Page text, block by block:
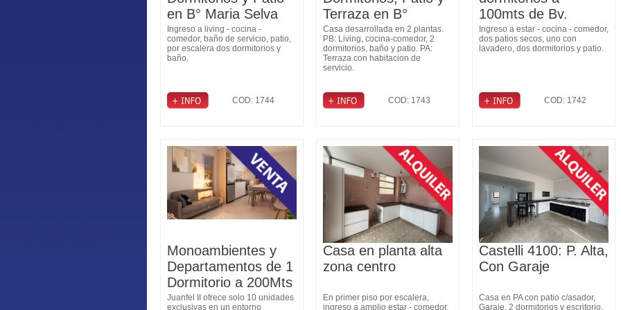
en B° Maria Selva
Ingreso a living - cocina -
comedor, baño de servicio, patio,
por escalera dos dormitorios y
baño.
COD: 1744
Terraza en B°
Fomento 9 de Julio
Casa desarrollada en 2 plantas.
PB: Living, cocina-comedor, 2
dormitorios, baño y patio. PA:
Terraza con habitacion de
servicio.
COD: 1743
100mts de Bv.
Pellegrini
Ingreso a estar - cocina - comedor,
dos patios secos, uno con
lavadero, dos dormitorios y patio.
COD: 1742
Monoambientes y
Departamentos de 1
Dormitorio a 200Mts
de General Paz
Juanfel II ofrece solo 10 unidades
exclusivas en un entorno
Casa en planta alta
zona centro
En primer piso por escalera,
ingreso a amplio estar - comedor,
Castelli 4100: P. Alta,
Con Garaje
Casa en PA con patio c/asador,
Garaje, 2 dormitorios y escritorio.